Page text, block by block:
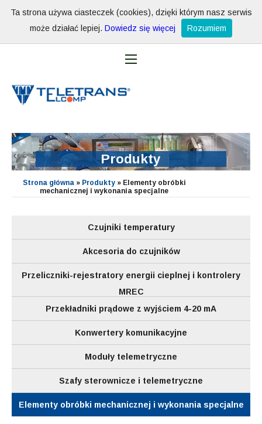
Ta strona używa ciasteczek (cookies), dzięki którym nasz serwis
może działać lepiej. Dowiedz się więcej Rozumiem
Produkty
Strona główna » Produkty » Elementy obróbki
mechanicznej i wykonania specjalne
Czujniki temperatury
Akcesoria do czujników
Przeliczniki-rejestratory energii cieplnej i kontrolery
MREC
Przekładniki prądowe z wyjściem 4-20 mA
Konwertery komunikacyjne
Moduły telemetryczne
Szafy sterownicze i telemetryczne
Elementy obróbki mechanicznej i wykonania specjalne